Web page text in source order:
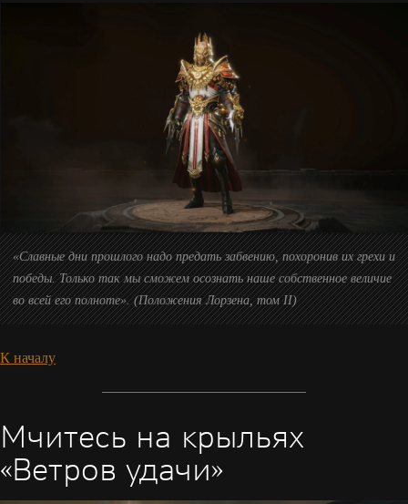
«Славные дни прошлого надо предать забвению, похоронив их грехи и
победы. Только так мы сможем осознать наше собственное величие
во всей его полноте». (Положения Лорзена, том II)
К началу
Мчитесь на крыльях
«Ветров удачи»